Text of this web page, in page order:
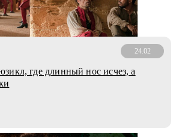
24.02
где длинный нос исчез, а